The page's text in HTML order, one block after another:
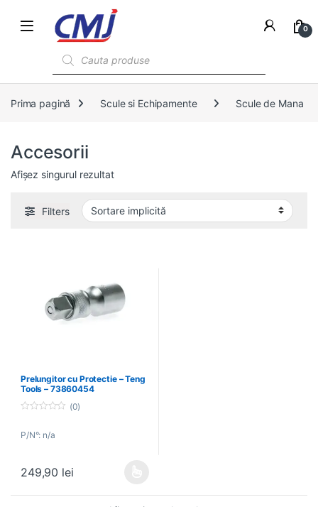
0
Prima pagină Scule si Echipamente Scule de Mana
Accesorii
Afișez singurul rezultat
Filters
Prelungitor cu Protectie – Teng
Tools – 73860454
u
5
(0)
P/N°: n/a
249,90 lei
Acest produs are mai multe variații. Opțiunile pot fi alese în